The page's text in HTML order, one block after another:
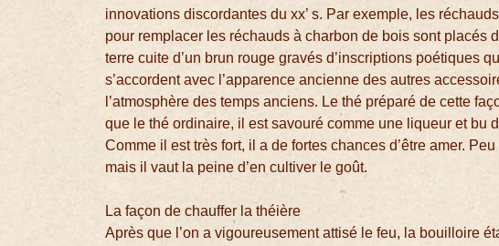
innovations discordantes du xx’ s. Par exemple, les
pour remplacer les réchauds à charbon de bois sont placés
terre cuite d’un brun rouge gravés d’inscriptions poétiques
s’accordent avec l’apparence ancienne des autres
l’atmosphère des temps anciens. Le thé préparé de cette
que le thé ordinaire, il est savouré comme une liqueur et bu
Comme il est très fort, il a de fortes chances d’être amer.
mais il vaut la peine d’en cultiver le goût.
La façon de chauffer la théière
Après que l’on a vigoureusement attisé le feu, la bouilloire